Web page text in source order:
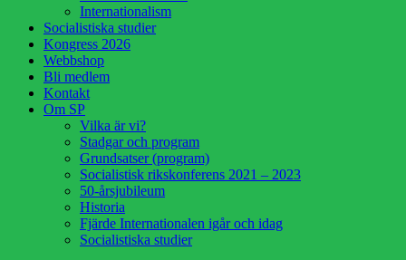
Internationalism
Socialistiska studier
Kongress 2026
Webbshop
Bli medlem
Kontakt
Om SP
Vilka är vi?
Stadgar och program
Grundsatser (program)
Socialistisk rikskonferens 2021 – 2023
50-årsjubileum
Historia
Fjärde Internationalen igår och idag
Socialistiska studier